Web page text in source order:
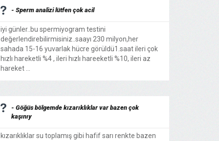
- Sperm analizi lütfen çok acil
iyi günler..bu spermiyogram testini
değerlendirebilirmisiniz..saayı 230 milyon,her
sahada 15-16 yuvarlak hücre görüldü1.saat ileri çok
hızlı hareketli %4 , ileri hızlı hareeketli %10, ileri az
hareket ...
- Göğüs bölgemde kızarıklıklar var bazen çok
kaşınıy
kızarıklıklar su toplamış gibi hafif sarı renkte bazen